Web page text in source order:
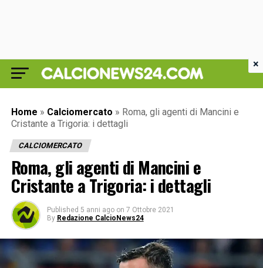
Home » Calciomercato » Roma, gli agenti di Mancini e
Cristante a Trigoria: i dettagli
CALCIOMERCATO
Roma, gli agenti di Mancini e
Cristante a Trigoria: i dettagli
Published 5 anni ago on 7 Ottobre 2021
By Redazione CalcioNews24
×